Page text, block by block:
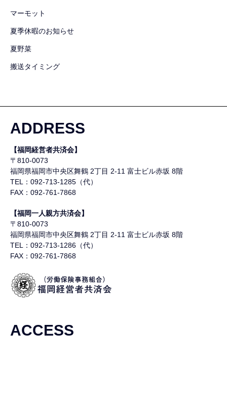
マーモット
夏季休暇のお知らせ
夏野菜
搬送タイミング
ADDRESS
【福岡経営者共済会】
〒810-0073
福岡県福岡市中央区舞鶴 2丁目 2-11 富士ビル赤坂 8階
TEL：092-713-1285（代）
FAX：092-761-7868
【福岡一人親方共済会】
〒810-0073
福岡県福岡市中央区舞鶴 2丁目 2-11 富士ビル赤坂 8階
TEL：092-713-1286（代）
FAX：092-761-7868
ACCESS